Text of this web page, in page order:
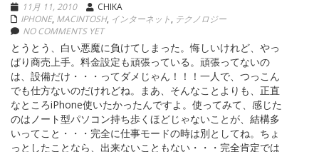
11月 11, 2010
CHIKA
IPHONE, MACINTOSH, インターネット, テクノロジー
NO COMMENTS YET
とうとう、白い悪魔に負けてしまった。悔しいけれど、やっ
ぱり商売上手。料金設定も頑張っている。頑張ってないの
は、設備だけ・・・ってダメじゃん！！！一人で、つっこん
でも仕方ないのだけれどね。まあ、そんなことよりも、正直
なところiPhone使いたかったんですよ。使ってみて、感じた
のはノート型パソコン持ち歩くほどじゃないことが、結構多
いってこと・・・完全に仕事モードの時は別としてね。ちょ
っとしたことなら、出来ないこともない・・・完全肯定では